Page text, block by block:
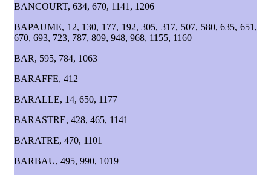
BANCOURT, 634, 670, 1141, 1206
BAPAUME, 12, 130, 177, 192, 305, 317, 507, 580, 635, 651,
670, 693, 723, 787, 809, 948, 968, 1155, 1160
BAR, 595, 784, 1063
BARAFFE, 412
BARALLE, 14, 650, 1177
BARASTRE, 428, 465, 1141
BARATRE, 470, 1101
BARBAU, 495, 990, 1019